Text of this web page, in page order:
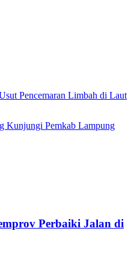
Pencemaran Limbah di Laut
Kunjungi Pemkab Lampung
Perbaiki Jalan di